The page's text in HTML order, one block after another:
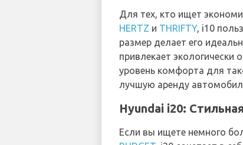
Для тех, кто ищет
HERTZ и THRIFTY, i10
размер делает его
привлекает
уровень комфорта для
лучшую аренду
Hyundai i20:
Если вы ищете немного